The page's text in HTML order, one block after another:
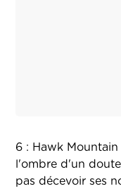
6 : Hawk
l'ombre d'un
pas décevoir ses